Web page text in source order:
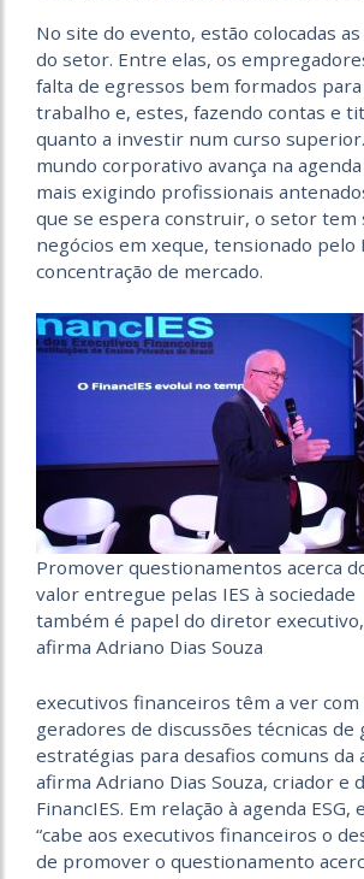
No site do evento, estão colocadas
do setor. Entre elas, os
falta de egressos bem formados
trabalho e, estes, fazendo contas e
quanto a investir num curso
mundo corporativo avança na agenda
mais exigindo profissionais
que se espera construir, o setor tem
negócios em xeque, tensionado pelo
concentração de mercado.
Promover questionamentos acerca
valor entregue pelas IES à sociedade
também é papel do diretor executivo,
afirma Adriano Dias Souza
executivos financeiros têm a ver com
geradores de discussões técnicas de
estratégias para desafios comuns da
afirma Adriano Dias Souza, criador e
FinancIES. Em relação à agenda ESG,
“cabe aos executivos financeiros o
de promover o questionamento